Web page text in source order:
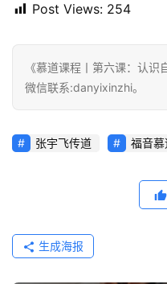
Post Views: 254
《慕道课程丨第六课：认
微信联系:danyixinzhi。
张宇飞传道 福音慕
生成海报